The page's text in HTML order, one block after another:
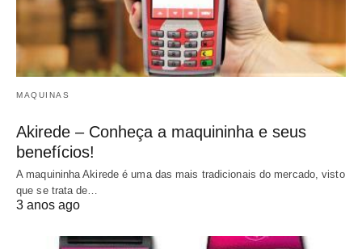
MAQUINAS
Akirede – Conheça a maquininha e seus
benefícios!
A maquininha Akirede é uma das mais tradicionais do mercado, visto
que se trata de…
3 anos ago